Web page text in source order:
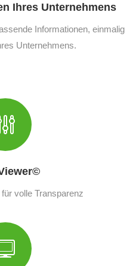
Ihres Unternehmens
Informationen, einmalig
Unternehmens.
volle Transparenz